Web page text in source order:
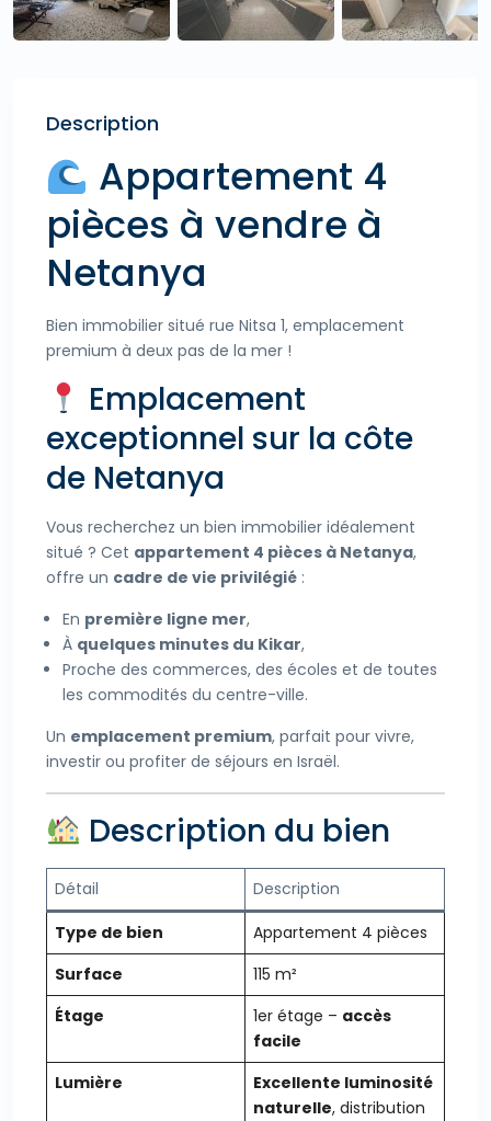
Description
Appartement 4
pièces à vendre à
Netanya
Bien immobilier situé rue Nitsa 1, emplacement
premium à deux pas de la mer !
Emplacement
exceptionnel sur la côte
de Netanya
Vous recherchez un bien immobilier idéalement
situé ? Cet appartement 4 pièces à Netanya,
offre un cadre de vie privilégié :
En première ligne mer,
À quelques minutes du Kikar,
Proche des commerces, des écoles et de toutes
les commodités du centre-ville.
Un emplacement premium, parfait pour vivre,
investir ou profiter de séjours en Israël.
Description du bien
Détail
Description
Type de bien
Appartement 4 pièces
Surface
115 m²
Étage
1er étage – accès
facile
Lumière
Excellente luminosité
naturelle, distribution